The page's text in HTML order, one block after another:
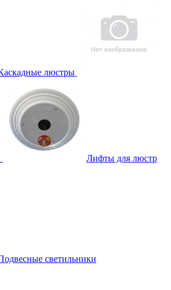
люстры
Лифты для люстр
светильники